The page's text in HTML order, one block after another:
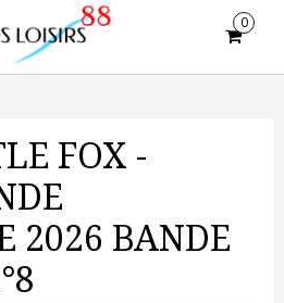
0
FOX -
2026 BANDE